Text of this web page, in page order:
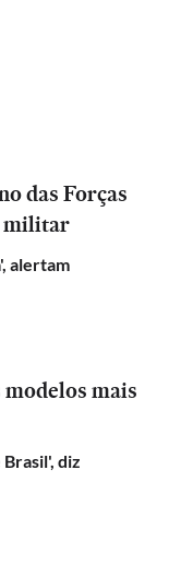
das Forças
militar
alertam
modelos mais
diz